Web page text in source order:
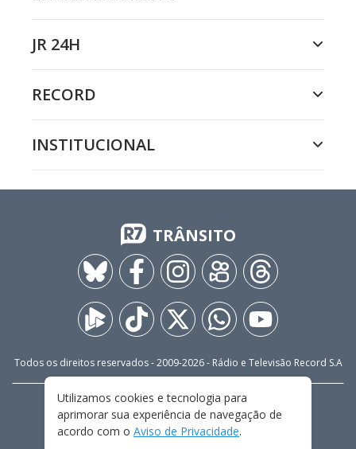
JR 24H
RECORD
INSTITUCIONAL
TRÂNSITO
Todos os direitos reservados - 2009-2026- Rádio e Televisão Record S.A
FALE CONOSCO
PRIVACIDADE
TERMOS E CONDIÇÕES DE USO
Utilizamos cookies e tecnologia para
aprimorar sua experiência de navegação de
acordo com o Aviso de Privacidade.